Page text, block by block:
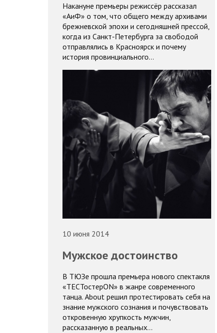
Накануне премьеры режиссёр рассказал
«АиФ» о том, что общего между архивами
брежневской эпохи и сегодняшней прессой,
когда из Санкт-Петербурга за свободой
отправлялись в Красноярск и почему
история провинциального…
10 июня 2014
Мужское достоинство
В ТЮЗе прошла премьера нового спектакля
«ТЕСТостерON» в жанре современного
танца. About решил протестировать себя на
знание мужского сознания и почувствовать
откровенную хрупкость мужчин,
рассказанную в реальных…